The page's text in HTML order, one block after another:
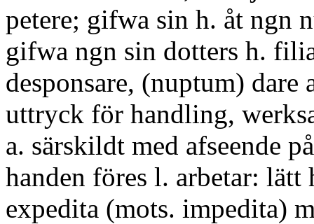
petere; gifwa sin h. åt ngn
gifwa ngn sin dotters h.
desponsare, (nuptum)
uttryck för handling,
a. särskildt med afseende
handen föres l. arbetar: lätt
expedita (mots. impedita)